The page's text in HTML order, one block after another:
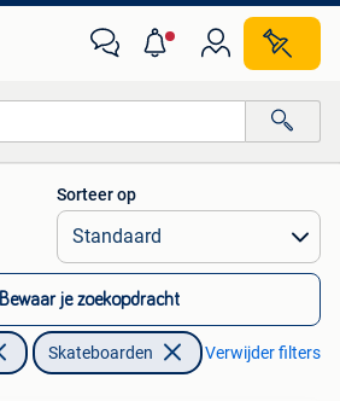
Alle afstanden…
Sorteer op
Bewaar je zoekopdracht
Skateboarden Verwijder filters